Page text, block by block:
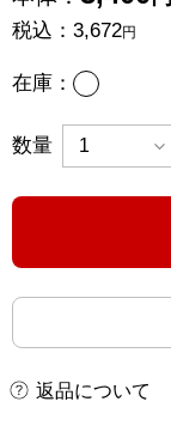
税込： 3,672円
在庫： あり
数量
返品について